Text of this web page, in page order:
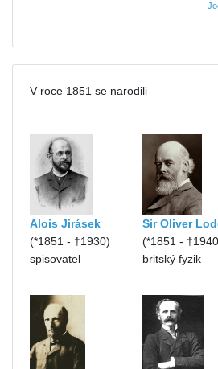
V roce 1851 se narodili
Alois Jirásek
(*1851 - †1930)
spisovatel
Sir Oliver
(*1851 -
britský fyzik